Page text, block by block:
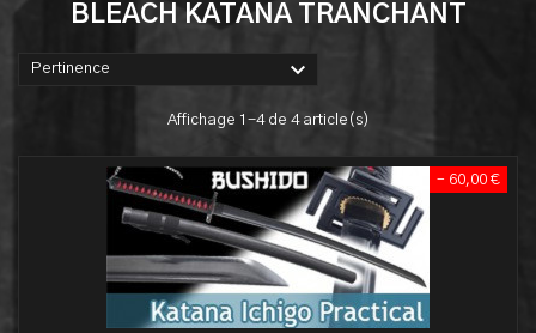
BLEACH KATANA TRANCHANT
Pertinence 
Affichage 1-4 de 4 article(s)
- 60,00 €